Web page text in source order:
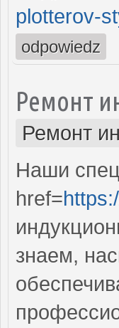
plotterov-
odpowiedz
Ремонт
Ремонт
Наши
href=
знаем,